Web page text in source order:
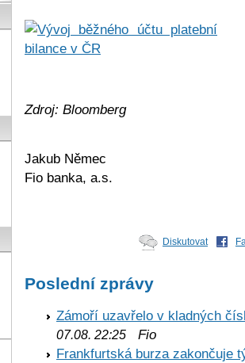
Zdroj: Bloomberg
Jakub Němec
Fio banka, a.s.
Diskutovat
Poslední zprávy
Zámoří uzavřelo v kladných
07.08. 22:25 Fio
Frankfurtská burza zakončuje